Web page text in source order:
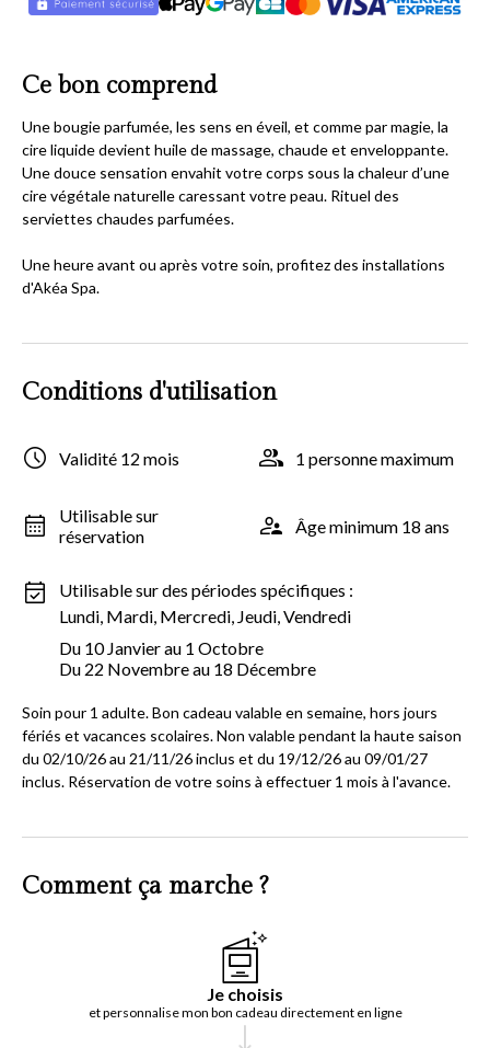
Ce bon comprend
Une bougie parfumée, les sens en éveil, et comme par magie, la
cire liquide devient huile de massage, chaude et enveloppante.
Une douce sensation envahit votre corps sous la chaleur d’une
cire végétale naturelle caressant votre peau. Rituel des
serviettes chaudes parfumées.
Une heure avant ou après votre soin, profitez des installations
d'Akéa Spa.
Conditions d'utilisation
Validité 12 mois 1 personne maximum
Utilisable sur
réservation
Âge minimum 18 ans
Utilisable sur des périodes spécifiques :
Lundi, Mardi, Mercredi, Jeudi, Vendredi
Du 10 Janvier au 1 Octobre
Du 22 Novembre au 18 Décembre
Soin pour 1 adulte. Bon cadeau valable en semaine, hors jours
fériés et vacances scolaires. Non valable pendant la haute saison
du 02/10/26 au 21/11/26 inclus et du 19/12/26 au 09/01/27
inclus. Réservation de votre soins à effectuer 1 mois à l'avance.
Comment ça marche ?
Je choisis
et personnalise mon bon cadeau directement en ligne